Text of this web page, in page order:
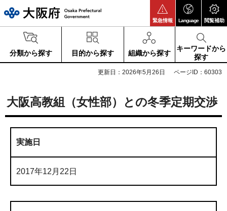
緊急情報 Language 閲覧補助
分類から探す 目的から探す 組織から探す
キーワードから
探す
更新日：2026年5月26日 ページID：60303
大阪高教組（女性部）との冬季定期交渉
実施日
2017年12月22日